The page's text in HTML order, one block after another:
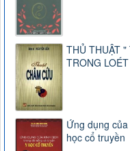
THỦ THUẬT
TRONG
Ứng dụng
học cổ truyền